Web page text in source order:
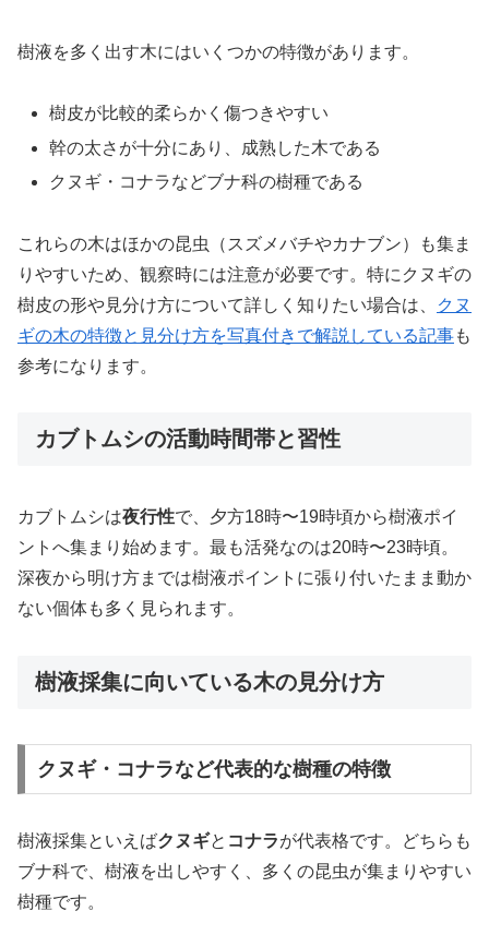
樹液を多く出す木にはいくつかの特徴があります。
樹皮が比較的柔らかく傷つきやすい
幹の太さが十分にあり、成熟した木である
クヌギ・コナラなどブナ科の樹種である
これらの木はほかの昆虫（スズメバチやカナブン）も集ま
りやすいため、観察時には注意が必要です。特にクヌギの
樹皮の形や見分け方について詳しく知りたい場合は、
クヌ
ギの木の特徴と見分け方を写真付きで解説している記事も
参考になります。
カブトムシの活動時間帯と習性
カブトムシは夜行性で、夕方18時〜19時頃から樹液ポイ
ントへ集まり始めます。最も活発なのは20時〜23時頃。
深夜から明け方までは樹液ポイントに張り付いたまま動か
ない個体も多く見られます。
樹液採集に向いている木の見分け方
クヌギ・コナラなど代表的な樹種の特徴
樹液採集といえばクヌギと コナラが代表格です。どちらも
ブナ科で、樹液を出しやすく、多くの昆虫が集まりやすい
樹種です。